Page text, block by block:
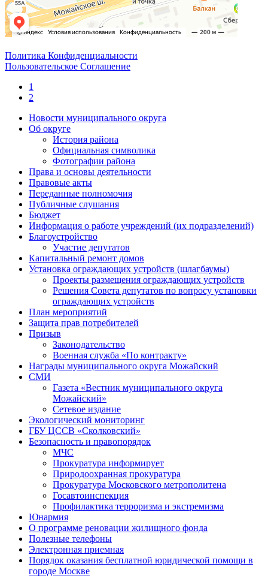
Политика Конфиденциальности
Пользовательское Соглашение
1
2
Новости муниципального округа
Об округе
История района
Официальная символика
Фотографии района
Права и основы деятельности
Правовые акты
Переданные полномочия
Публичные слушания
Бюджет
Информация о работе учреждений (их подразделений)
Благоустройство
Участие депутатов
Капитальный ремонт домов
Установка ограждающих устройств (шлагбаумы)
Проекты размещения ограждающих устройств
Решения Совета депутатов по вопросу установки
ограждающих устройств
План мероприятий
Защита прав потребителей
Призыв
Законодательство
Военная служба «По контракту»
Награды муниципального округа Можайский
СМИ
Газета «Вестник муниципального округа
Можайский»
Сетевое издание
Экологический мониторинг
ГБУ ЦССВ «Сколковский»
Безопасность и правопорядок
МЧС
Прокуратура информирует
Природоохранная прокуратура
Прокуратура Московского метрополитена
Госавтоинспекция
Профилактика терроризма и экстремизма
Юнармия
О программе реновации жилищного фонда
Полезные телефоны
Электронная приемная
Порядок оказания бесплатной юридической помощи в
городе Москве